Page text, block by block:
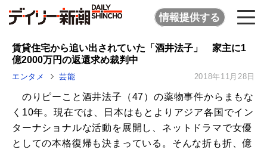
情報提供する
賃貸住宅から追い出されていた「酒井法子」 家主に1
億2000万円の返還求め裁判中
エンタメ 芸能 2018年11月28日
のりピーこと酒井法子（47）の薬物事件からまもな
く10年。現在では、日本はもとよりアジア各国でイン
ターナショナルな活動を展開し、ネットドラマで女優
としての本格復帰も決まっている。そんな折も折、億